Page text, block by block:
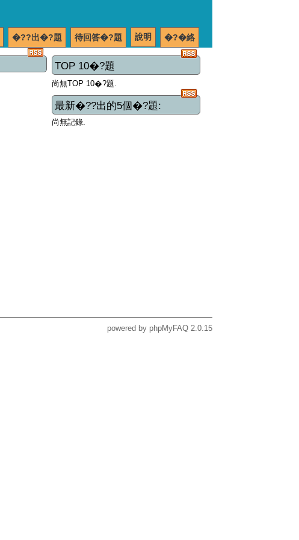
�?�絡
說明
待回答�?題
�??出�?題
TOP 10�?題
尚無TOP 10�?題.
最新�??出的5個�?題:
尚無記錄.
powered by phpMyFAQ 2.0.15